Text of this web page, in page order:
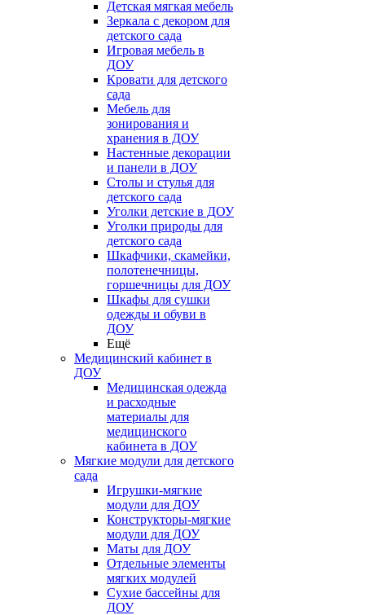
Детская мягкая мебель
Зеркала с декором для
детского сада
Игровая мебель в
ДОУ
Кровати для детского
сада
Мебель для
зонирования и
хранения в ДОУ
Настенные декорации
и панели в ДОУ
Столы и стулья для
детского сада
Уголки детские в ДОУ
Уголки природы для
детского сада
Шкафчики, скамейки,
полотенечницы,
горшечницы для ДОУ
Шкафы для сушки
одежды и обуви в
ДОУ
Ещё
Медицинский кабинет в
ДОУ
Медицинская одежда
и расходные
материалы для
медицинского
кабинета в ДОУ
Мягкие модули для детского
сада
Игрушки-мягкие
модули для ДОУ
Конструкторы-мягкие
модули для ДОУ
Маты для ДОУ
Отдельные элементы
мягких модулей
Сухие бассейны для
ДОУ